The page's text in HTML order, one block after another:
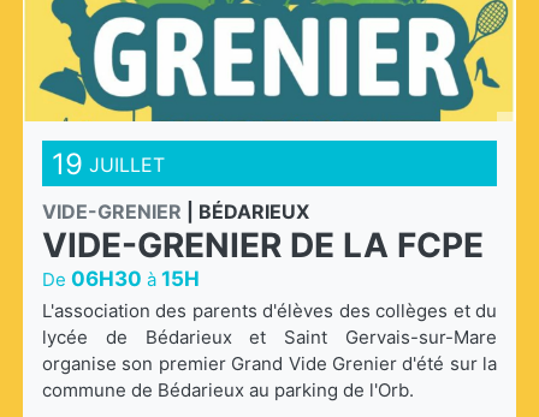
19 JUILLET
VIDE-GRENIER
BÉDARIEUX
VIDE-GRENIER DE LA FCPE
De 06H30 à 15H
L'association des parents d'élèves des collèges et du
lycée de Bédarieux et Saint Gervais-sur-Mare
organise son premier Grand Vide Grenier d'été sur la
commune de Bédarieux au parking de l'Orb.